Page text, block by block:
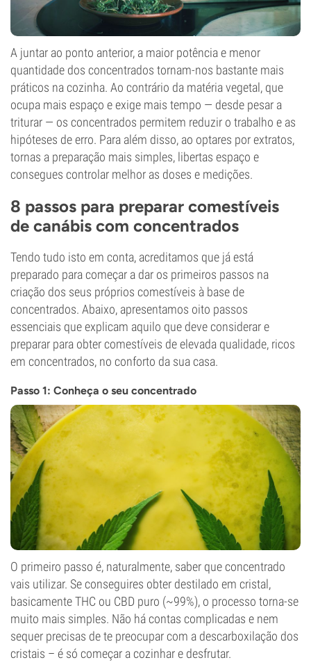
A juntar ao ponto anterior, a maior potência e menor
quantidade dos concentrados tornam-nos bastante mais
práticos na cozinha. Ao contrário da matéria vegetal, que
ocupa mais espaço e exige mais tempo — desde pesar a
triturar — os concentrados permitem reduzir o trabalho e as
hipóteses de erro. Para além disso, ao optares por extratos,
tornas a preparação mais simples, libertas espaço e
consegues controlar melhor as doses e medições.
8 passos para preparar comestíveis
de canábis com concentrados
Tendo tudo isto em conta, acreditamos que já está
preparado para começar a dar os primeiros passos na
criação dos seus próprios comestíveis à base de
concentrados. Abaixo, apresentamos oito passos
essenciais que explicam aquilo que deve considerar e
preparar para obter comestíveis de elevada qualidade, ricos
em concentrados, no conforto da sua casa.
Passo 1: Conheça o seu concentrado
O primeiro passo é, naturalmente, saber que concentrado
vais utilizar. Se conseguires obter destilado em cristal,
basicamente THC ou CBD puro (~99%), o processo torna-se
muito mais simples. Não há contas complicadas e nem
sequer precisas de te preocupar com a descarboxilação dos
cristais – é só começar a cozinhar e desfrutar.